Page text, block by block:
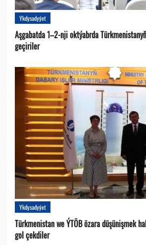
Ykdysadyýet
Aşgabatda 1–2-nji oktýabrda
geçiriler
Ykdysadyýet
Türkmenistan we ÝTÖB özara düşünişmek
gol çekdiler